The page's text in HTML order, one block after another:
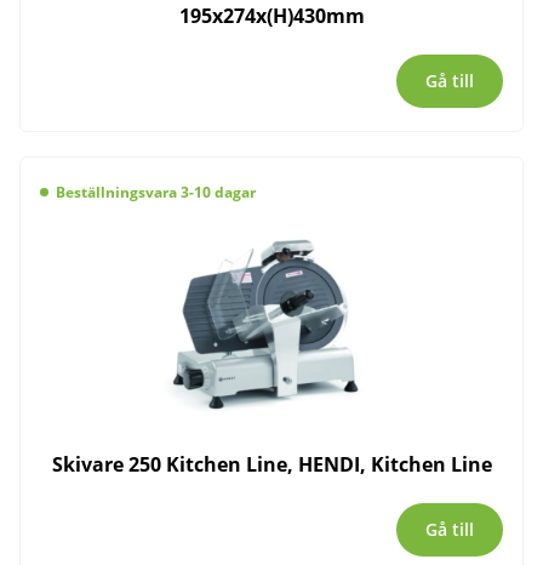
195x274x(H)430mm
Gå till
Beställningsvara 3-10 dagar
Skivare 250 Kitchen Line, HENDI, Kitchen Line
Gå till